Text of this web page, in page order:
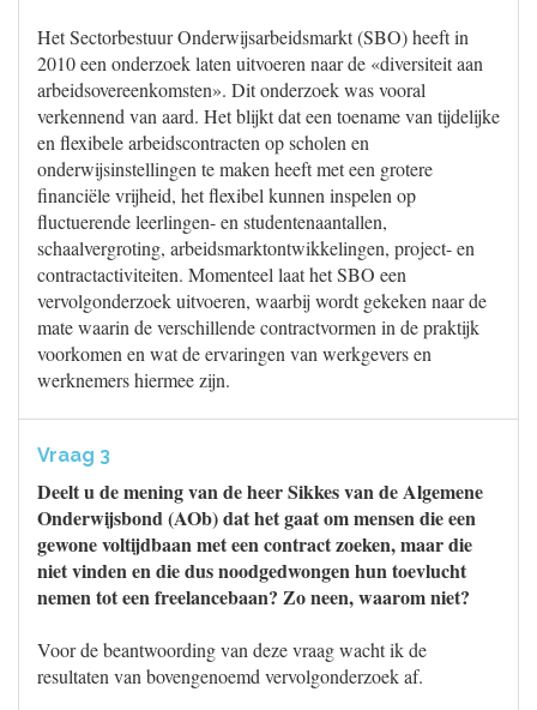
Het Sectorbestuur Onderwijsarbeidsmarkt (SBO) heeft in
2010 een onderzoek laten uitvoeren naar de «diversiteit aan
arbeidsovereenkomsten». Dit onderzoek was vooral
verkennend van aard. Het blijkt dat een toename van tijdelijke
en flexibele arbeidscontracten op scholen en
onderwijsinstellingen te maken heeft met een grotere
financiële vrijheid, het flexibel kunnen inspelen op
fluctuerende leerlingen- en studentenaantallen,
schaalvergroting, arbeidsmarktontwikkelingen, project- en
contractactiviteiten. Momenteel laat het SBO een
vervolgonderzoek uitvoeren, waarbij wordt gekeken naar de
mate waarin de verschillende contractvormen in de praktijk
voorkomen en wat de ervaringen van werkgevers en
werknemers hiermee zijn.
Vraag 3
Deelt u de mening van de heer Sikkes van de Algemene
Onderwijsbond (AOb) dat het gaat om mensen die een
gewone voltijdbaan met een contract zoeken, maar die
niet vinden en die dus noodgedwongen hun toevlucht
nemen tot een freelancebaan? Zo neen, waarom niet?
Voor de beantwoording van deze vraag wacht ik de
resultaten van bovengenoemd vervolgonderzoek af.